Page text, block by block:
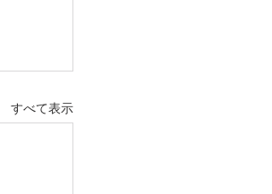
すべて表示